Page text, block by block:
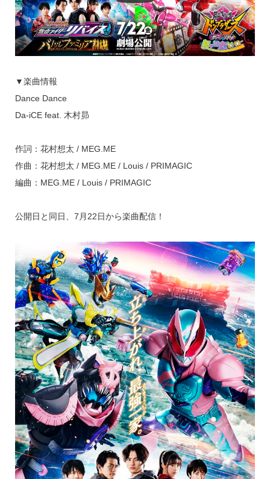
▼楽曲情報
Dance Dance
Da-iCE feat. 木村昴
作詞：花村想太 / MEG.ME
作曲：花村想太 / MEG.ME / Louis / PRIMAGIC
編曲：MEG.ME / Louis / PRIMAGIC
公開日と同日、7月22日から楽曲配信！